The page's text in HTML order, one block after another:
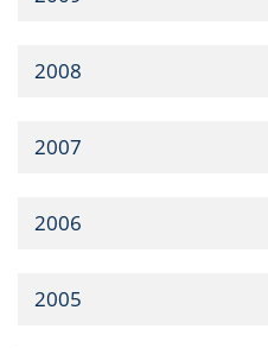
2008
2007
2006
2005